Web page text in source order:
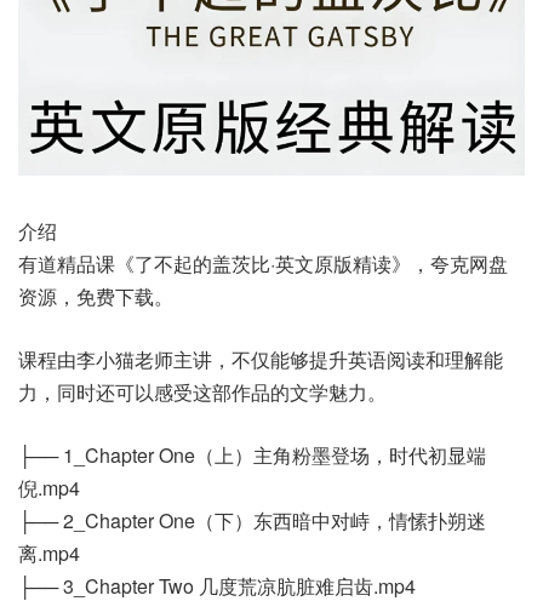
介绍
有道精品课《了不起的盖茨比·英文原版精读》，夸克网盘
资源，免费下载。
课程由李小猫老师主讲，不仅能够提升英语阅读和理解能
力，同时还可以感受这部作品的文学魅力‌。
├── 1_Chapter One（上）主角粉墨登场，时代初显端
倪.mp4
├── 2_Chapter One（下）东西暗中对峙，情愫扑朔迷
离.mp4
├── 3_Chapter Two 几度荒凉肮脏难启齿.mp4